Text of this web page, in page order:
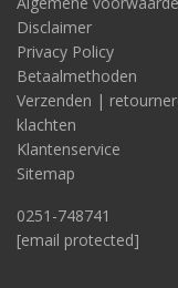
Disclaimer
Privacy Policy
Betaalmethoden
Verzenden |
klachten
Klantenservice
Sitemap
0251-748741
[email protected]